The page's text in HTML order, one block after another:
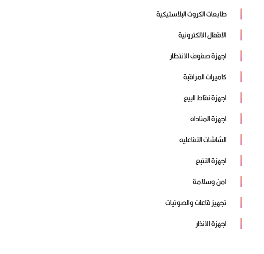
طابعات الكروت البلاستيكية
الاقفال الالكترونية
اجهزة صفوف الانتظار
كاميرات المراقبة
اجهزة نقاط البيع
اجهزة المناداه
الشاشات التفاعليه
اجهزة التتبع
امن وسلامة
تجهيز قاعات والصوتيات
اجهزة الانذار